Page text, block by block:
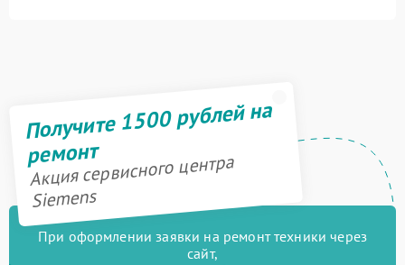
Получите 1500 рублей на
ремонт
Акция сервисного центра
Siemens
При оформлении заявки на ремонт техники через
сайт,